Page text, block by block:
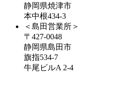
静岡県焼津市
本中根434-3
＜島田営業所＞
〒427-0048
静岡県島田市
旗指534-7
牛尾ビルA 2-4